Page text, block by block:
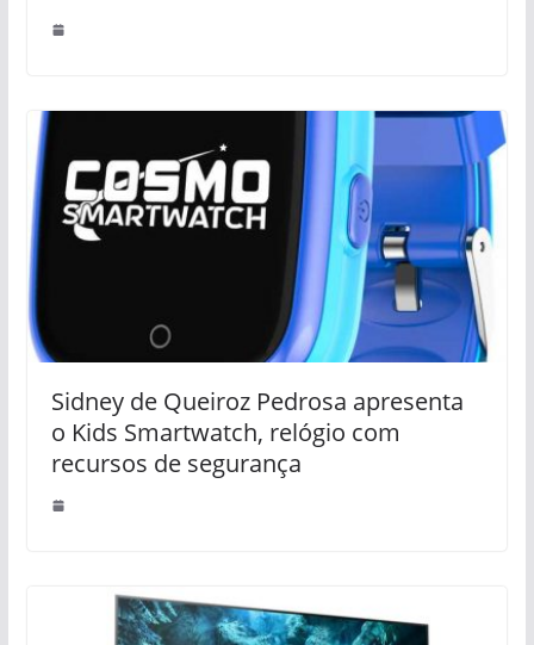
Sidney de Queiroz Pedrosa apresenta
o Kids Smartwatch, relógio com
recursos de segurança